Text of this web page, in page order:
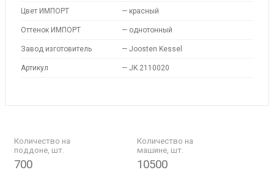
Цвет ИМПОРТ — красный
Оттенок ИМПОРТ — однотонный
Завод изготовитель — Joosten Kessel
Артикул — JK 2110020
Количество на
поддоне, шт.
700
Количество на
машине, шт.
10500